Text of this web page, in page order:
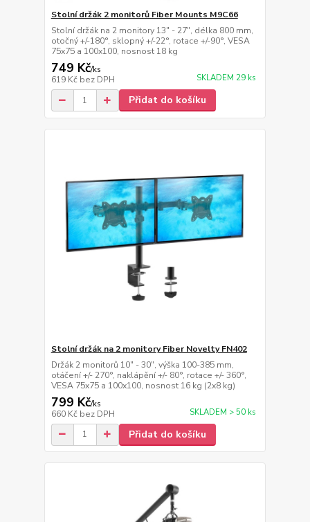
Stolní držák 2 monitorů Fiber Mounts M9C66
Stolní držák na 2 monitory 13" - 27", délka 800 mm,
otočný +/-180°, sklopný +/-22°, rotace +/-90°, VESA
75x75 a 100x100, nosnost 18 kg
749 Kč/ks
619 Kč bez DPH SKLADEM 29 ks
Přidat do košíku
Stolní držák na 2 monitory Fiber Novelty FN402
Držák 2 monitorů 10" - 30", výška 100-385 mm,
otáčení +/- 270°, naklápění +/- 80°, rotace +/- 360°,
VESA 75x75 a 100x100, nosnost 16 kg (2x8 kg)
799 Kč/ks
660 Kč bez DPH SKLADEM > 50 ks
Přidat do košíku